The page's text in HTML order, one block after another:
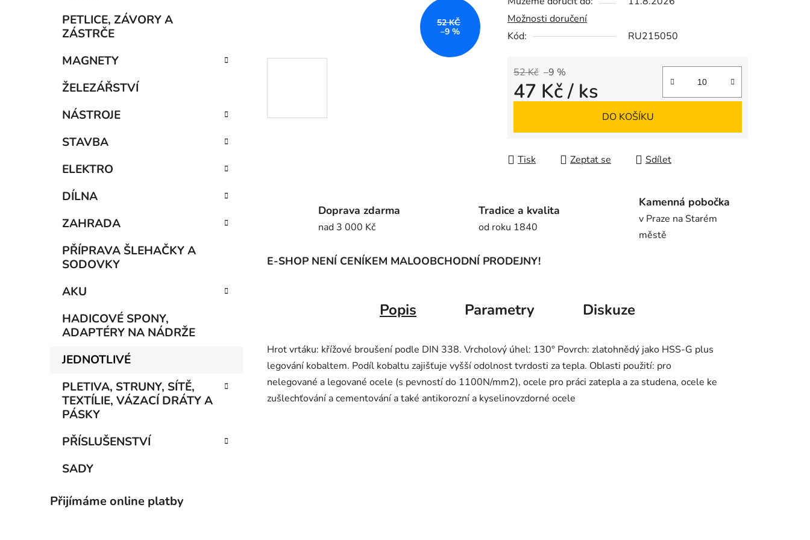
PETLICE, ZÁVORY A
ZÁSTRČE
MAGNETY
ŽELEZÁŘSTVÍ
NÁSTROJE
STAVBA
ELEKTRO
DÍLNA
ZAHRADA
PŘÍPRAVA ŠLEHAČKY A
SODOVKY
AKU
HADICOVÉ SPONY,
ADAPTÉRY NA NÁDRŽE
JEDNOTLIVÉ
PLETIVA, STRUNY, SÍTĚ,
TEXTÍLIE, VÁZACÍ DRÁTY A
PÁSKY
PŘÍSLUŠENSTVÍ
SADY
Přijímáme online platby
0,0
z
5
Možnosti doručení
Kód:
RU215050
52 Kč –9 %
47 Kč/ ks
DO KOŠÍKU
Tisk Zeptat se Sdílet
52 KČ
–9 %
Doprava zdarma
nad 3 000 Kč
Tradice a kvalita
od roku 1840
Kamenná pobočka
v Praze na Starém
městě
E-SHOP NENÍ CENÍKEM MALOOBCHODNÍ PRODEJNY!
Popis Parametry Diskuze
Hrot vrtáku: křížové broušení podle DIN 338. Vrcholový úhel: 130° Povrch: zlatohnědý jako HSS-G plus
legování kobaltem. Podíl kobaltu zajišťuje vyšší odolnost tvrdosti za tepla. Oblasti použití: pro
nelegované a legované ocele (s pevností do 1100N/mm2), ocele pro práci zatepla a za studena, ocele ke
zušlechťování a cementování a také antikorozní a kyselinovzdorné ocele